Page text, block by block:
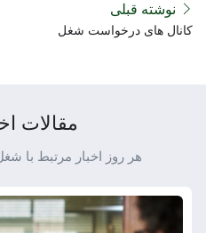
نوشته قبلی
کانال های درخواست شغل
مقالات
هر روز اخبار مرتبط با